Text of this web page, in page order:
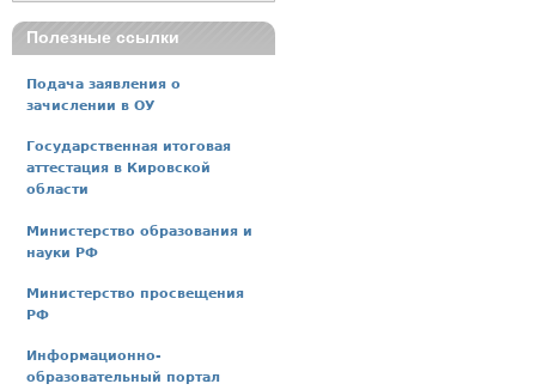
Полезные ссылки
Подача заявления о
зачислении в ОУ
Государственная итоговая
аттестация в Кировской
области
Министерство образования и
науки РФ
Министерство просвещения
РФ
Информационно-
образовательный портал